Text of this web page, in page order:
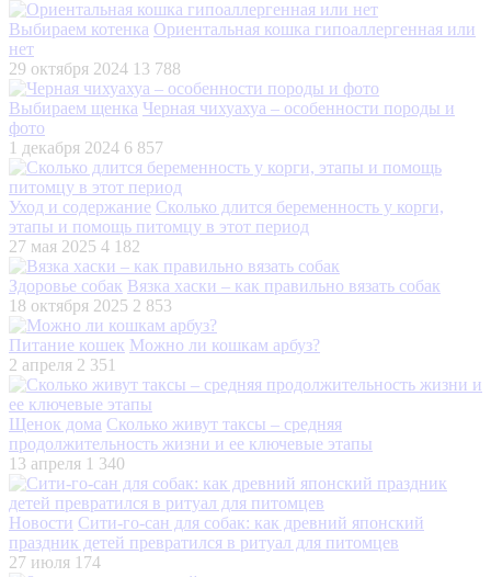
Выбираем котенка Ориентальная кошка гипоаллергенная или
нет
29 октября 2024 13 788
Выбираем щенка Черная чихуахуа – особенности породы и
фото
1 декабря 2024 6 857
Уход и содержание Сколько длится беременность у корги,
этапы и помощь питомцу в этот период
27 мая 2025 4 182
Здоровье собак Вязка хаски – как правильно вязать собак
18 октября 2025 2 853
Питание кошек Можно ли кошкам арбуз?
2 апреля 2 351
Щенок дома Сколько живут таксы – средняя
продолжительность жизни и ее ключевые этапы
13 апреля 1 340
Новости Сити-го-сан для собак: как древний японский
праздник детей превратился в ритуал для питомцев
27 июля 174